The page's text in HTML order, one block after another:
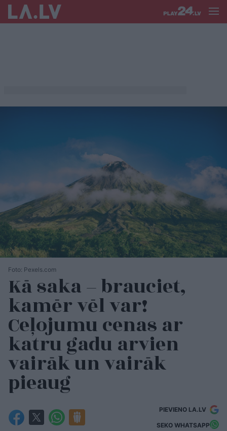
Foto: Pexels.com
Kā saka – brauciet,
kamēr vēl var!
Ceļojumu cenas ar
katru gadu arvien
vairāk un vairāk
pieaug
PIEVIENO LA.LV
SEKO WHATSAPP